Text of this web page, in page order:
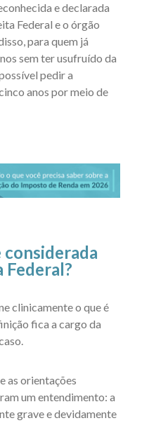
e declarada
Federal e o órgão
para quem já
sem ter usufruído da
pedir a
anos por meio de
Federal?
clinicamente o que é
fica a cargo da
e as orientações
um entendimento: a
grave e devidamente